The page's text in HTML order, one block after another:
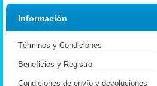
Información
Términos y Condiciones
Beneficios y Registro
Condiciones de envío y devoluciones